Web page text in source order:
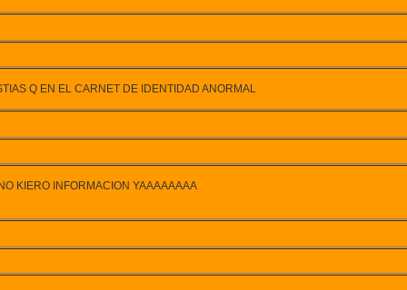
Q EN EL CARNET DE IDENTIDAD ANORMAL
KIERO INFORMACION YAAAAAAAA